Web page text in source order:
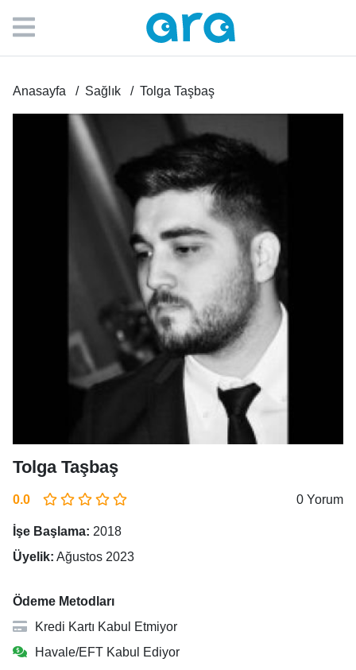
Anasayfa Sağlık Tolga Taşbaş
Tolga Taşbaş
0.0 0 Yorum
İşe Başlama: 2018
Üyelik: Ağustos 2023
Ödeme Metodları
Kredi Kartı Kabul Etmiyor
Havale/EFT Kabul Ediyor